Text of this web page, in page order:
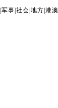
|军事 |社会 |地方 |港澳